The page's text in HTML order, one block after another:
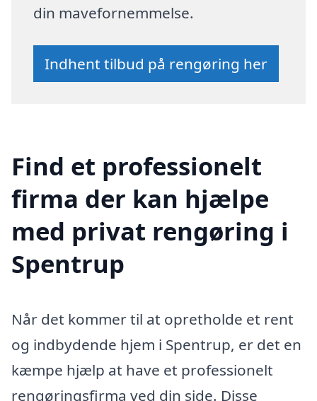
din mavefornemmelse.
Indhent tilbud på rengøring her
Find et professionelt
firma der kan hjælpe
med privat rengøring i
Spentrup
Når det kommer til at opretholde et rent
og indbydende hjem i Spentrup, er det en
kæmpe hjælp at have et professionelt
rengøringsfirma ved din side. Disse